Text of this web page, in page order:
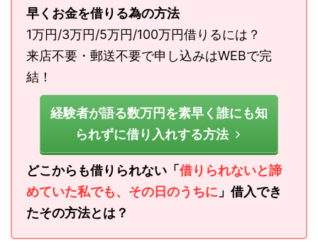
早くお金を借りる為の方法
1万円/3万円/5万円/100万円借りるには？
来店不要・郵送不要で申し込みはWEBで完
結！
経験者が語る数万円を素早く誰にも知
られずに借り入れする方法
どこからも借りられない「 借りられないと諦
めていた私でも、その日のうちに 」借入でき
たその方法とは？